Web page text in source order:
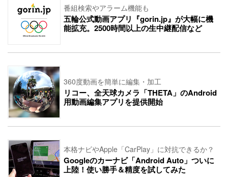
番組検索やアラーム機能も
五輪公式動画アプリ『gorin.jp』が大幅に機
能拡充。2500時間以上の生中継配信など
360度動画を簡単に編集・加工
リコー、全天球カメラ「THETA」のAndroid
用動画編集アプリを提供開始
本格ナビやApple「CarPlay」に対抗できるか？
Googleのカーナビ「Android Auto」ついに
上陸！使い勝手＆精度を試してみた